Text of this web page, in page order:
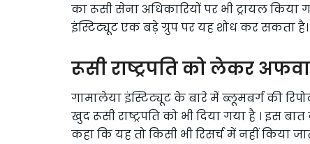
का रूसी सेना अधिकारियों पर भी ट्रायल
इंस्टिट्यूट एक बड़े ग्रुप पर यह शोध कर सकता है।
रूसी राष्ट्रपति को लेकर
गामालेया इंस्टिट्यूट के बारे में ब्लूमबर्ग की
खुद रूसी राष्ट्रपति को भी दिया गया है । इस
कहा कि यह तो किसी भी रिसर्च में नहीं किया